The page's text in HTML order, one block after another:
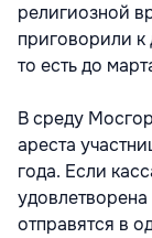
религиозной
приговорили
то есть до
В среду
ареста
года. Если
отправятся в